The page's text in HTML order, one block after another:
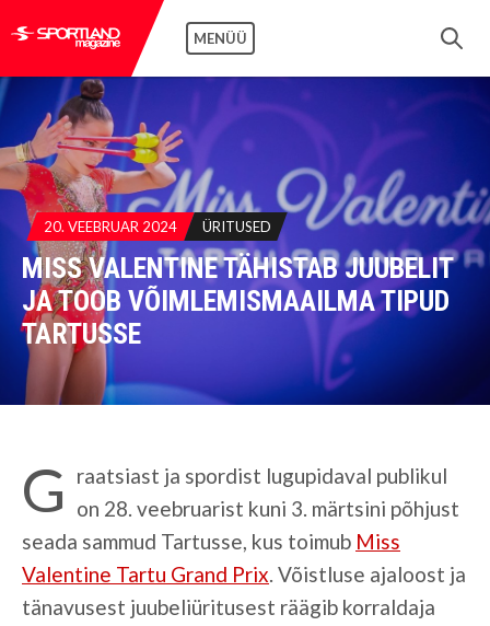
MENÜÜ
20. VEEBRUAR 2024 ÜRITUSED
MISS VALENTINE TÄHISTAB JUUBELIT
JA TOOB VÕIMLEMISMAAILMA TIPUD
TARTUSSE
G
raatsiast ja spordist lugupidaval publikul
on 28. veebruarist kuni 3. märtsini põhjust
seada sammud Tartusse, kus toimub Miss
Valentine Tartu Grand Prix. Võistluse ajaloost ja
tänavusest juubeliüritusest räägib korraldaja